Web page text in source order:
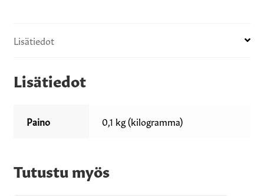
Lisätiedot
Lisätiedot
Paino 0,1 kg (kilogramma)
Tutustu myös